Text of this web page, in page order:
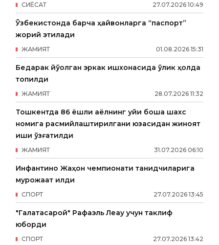
27.07.2026 10:49
СИËСАТ
Ўзбекистонда барча ҳайвонларга “паспорт”
жорий этилади
01.08.2026 15:31
ЖАМИЯТ
Бедарак йўқолган эркак ишхонасида ўлик ҳолда
топилди
28.07.2026 11:32
ЖАМИЯТ
Тошкентда 86 ёшли аёлнинг уйи бошқа шахс
номига расмийлаштирилгани юзасидан жиноят
иши қўзғатилди
31.07.2026 06:10
ЖАМИЯТ
Инфантино Жаҳон чемпионати танқидчиларига
мурожаат қилди
27.07.2026 13:45
СПОРТ
"Галатасарой" Рафаэль Леау учун таклиф
юборди
27.07.2026 13:42
СПОРТ